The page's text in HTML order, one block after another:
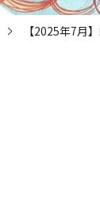
【2025年7月